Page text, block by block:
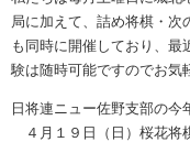
局に加えて、詰め将棋・次
も同時に開催しており、
験は随時可能ですのでお気
日将連ニュー佐野支部の今
４月１９日（日）桜花将